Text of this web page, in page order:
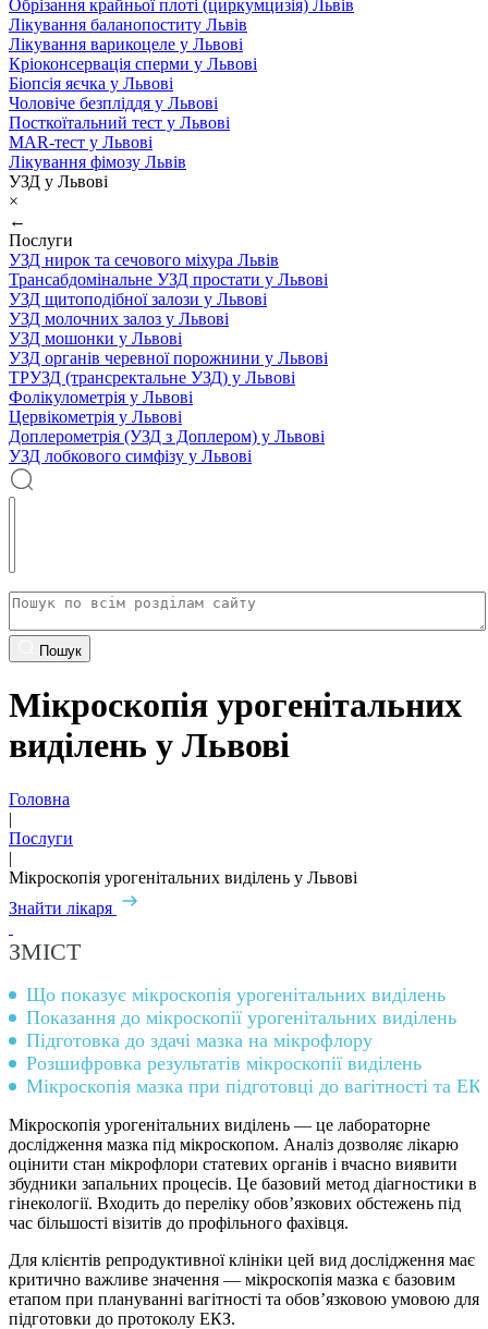
Обрізання крайньої плоті (циркумцизія) Львів
Лікування баланопоститу Львів
Лікування варикоцеле у Львові
Кріоконсервація сперми у Львові
Біопсія яєчка у Львові
Чоловіче безпліддя у Львові
Посткоїтальний тест у Львові
MAR-тест у Львові
Лікування фімозу Львів
УЗД у Львові
×
←
Послуги
УЗД нирок та сечового міхура Львів
Трансабдомінальне УЗД простати у Львові
УЗД щитоподібної залози у Львові
УЗД молочних залоз у Львові
УЗД мошонки у Львові
УЗД органів черевної порожнини у Львові
ТРУЗД (трансректальне УЗД) у Львові
Фолікулометрія у Львові
Цервікометрія у Львові
Доплерометрія (УЗД з Доплером) у Львові
УЗД лобкового симфізу у Львові
Пошук
Мікроскопія урогенітальних
виділень у Львові
Головна
|
Послуги
|
Мікроскопія урогенітальних виділень у Львові
Знайти лікаря
ЗМІСТ
Що показує мікроскопія урогенітальних виділень
Показання до мікроскопії урогенітальних виділень
Підготовка до здачі мазка на мікрофлору
Розшифровка результатів мікроскопії виділень
Мікроскопія мазка при підготовці до вагітності та
Мікроскопія урогенітальних виділень — це лабораторне
дослідження мазка під мікроскопом. Аналіз дозволяє лікарю
оцінити стан мікрофлори статевих органів і вчасно виявити
збудники запальних процесів. Це базовий метод діагностики в
гінекології. Входить до переліку обов’язкових обстежень під
час більшості візитів до профільного фахівця.
Для клієнтів репродуктивної клініки цей вид дослідження має
критично важливе значення — мікроскопія мазка є базовим
етапом при плануванні вагітності та обов’язковою умовою для
підготовки до протоколу ЕКЗ.